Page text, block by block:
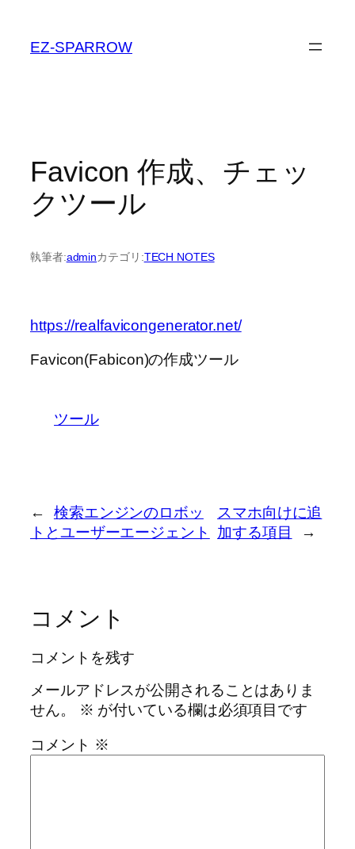
EZ-SPARROW
Favicon 作成、チェッ
クツール
執筆者:adminカテゴリ:TECH NOTES
https://realfavicongenerator.net/
Favicon(Fabicon)の作成ツール
ツール
←
検索エンジンのロボッ
トとユーザーエージェント
スマホ向けに追
加する項目
→
コメント
コメントを残す
メールアドレスが公開されることはありま
せん。
※ が付いている欄は必須項目です
コメント ※